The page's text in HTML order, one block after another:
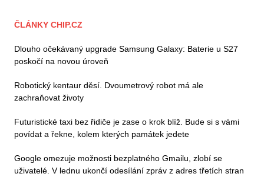
ČLÁNKY CHIP.CZ
Dlouho očekávaný upgrade Samsung Galaxy: Baterie u S27
poskočí na novou úroveň
Robotický kentaur děsí. Dvoumetrový robot má ale
zachraňovat životy
Futuristické taxi bez řidiče je zase o krok blíž. Bude si s vámi
povídat a řekne, kolem kterých památek jedete
Google omezuje možnosti bezplatného Gmailu, zlobí se
uživatelé. V lednu ukončí odesílání zpráv z adres třetích stran